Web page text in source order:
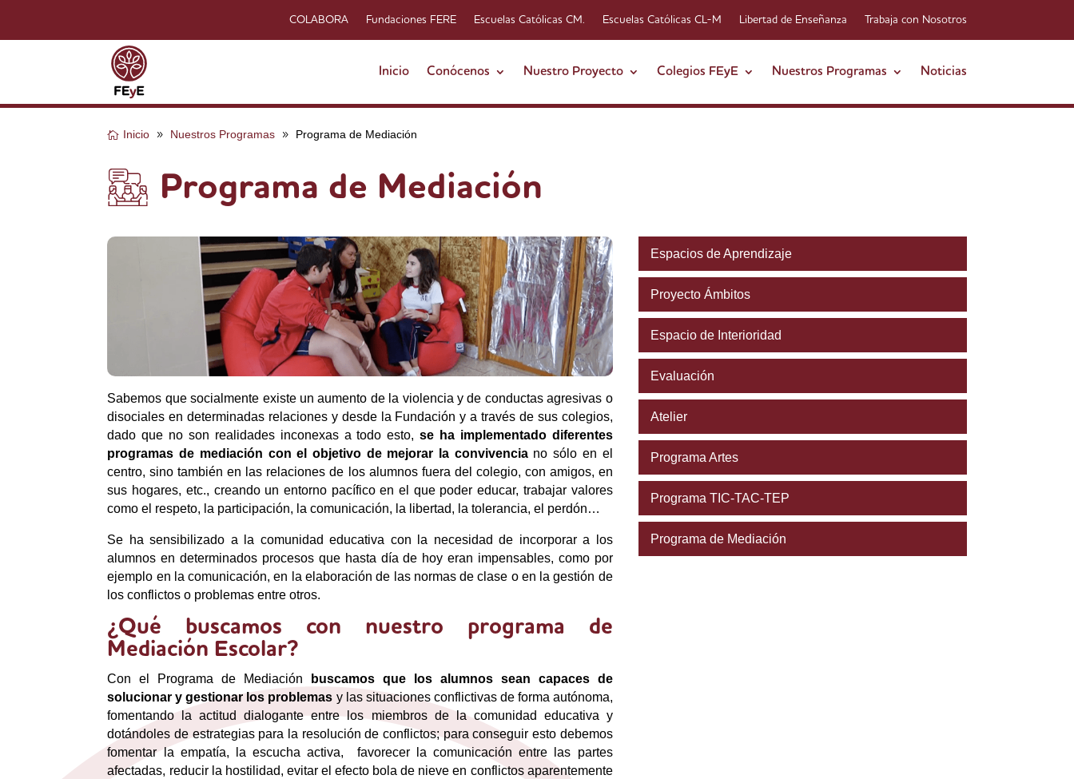
COLABORA Fundaciones FERE Escuelas Católicas CM. Escuelas Católicas CL-M Libertad de Enseñanza Trabaja con Nosotros
Inicio Conócenos Nuestro Proyecto Colegios FEyE Nuestros Programas Noticias
Inicio Nuestros Programas Programa de Mediación
Programa de Mediación
Sabemos que socialmente existe un aumento de la violencia y de conductas agresivas o
disociales en determinadas relaciones y desde la Fundación y a través de sus colegios,
dado que no son realidades inconexas a todo esto,se ha implementado diferentes
programas de mediación con el objetivo de mejorar la convivenciano sólo en el
centro, sino también en las relaciones de los alumnos fuera del colegio, con amigos, en
sus hogares, etc., creando un entorno pacífico en el que poder educar, trabajar valores
como el respeto, la participación, la comunicación, la libertad, la tolerancia, el perdón…
Se ha sensibilizado a la comunidad educativa con la necesidad de incorporar a los
alumnos en determinados procesos que hasta día de hoy eran impensables, como por
ejemplo en la comunicación, en la elaboración de las normas de clase o en la gestión de
los conflictos o problemas entre otros.
¿Qué buscamos con nuestro programa de
Mediación Escolar?
Con el Programa de Mediación
buscamos que los alumnos sean capaces de
solucionar y gestionar los problemas y las situaciones conflictivas de forma autónoma,
fomentando la actitud dialogante entre los miembros de la comunidad educativa y
dotándoles de estrategias para la resolución de conflictos; para conseguir esto debemos
fomentar la empatía, la escucha activa, favorecer la comunicación entre las partes
afectadas, reducir la hostilidad, evitar el efecto bola de nieve en conflictos aparentemente
Espacios de Aprendizaje
Proyecto Ámbitos
Espacio de Interioridad
Evaluación
Atelier
Programa Artes
Programa TIC-TAC-TEP
Programa de Mediación